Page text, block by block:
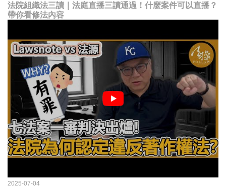
法院組織法三讀｜法庭直播三讀通過！什麼案件可以直播？
帶你看修法內容
2025-07-04